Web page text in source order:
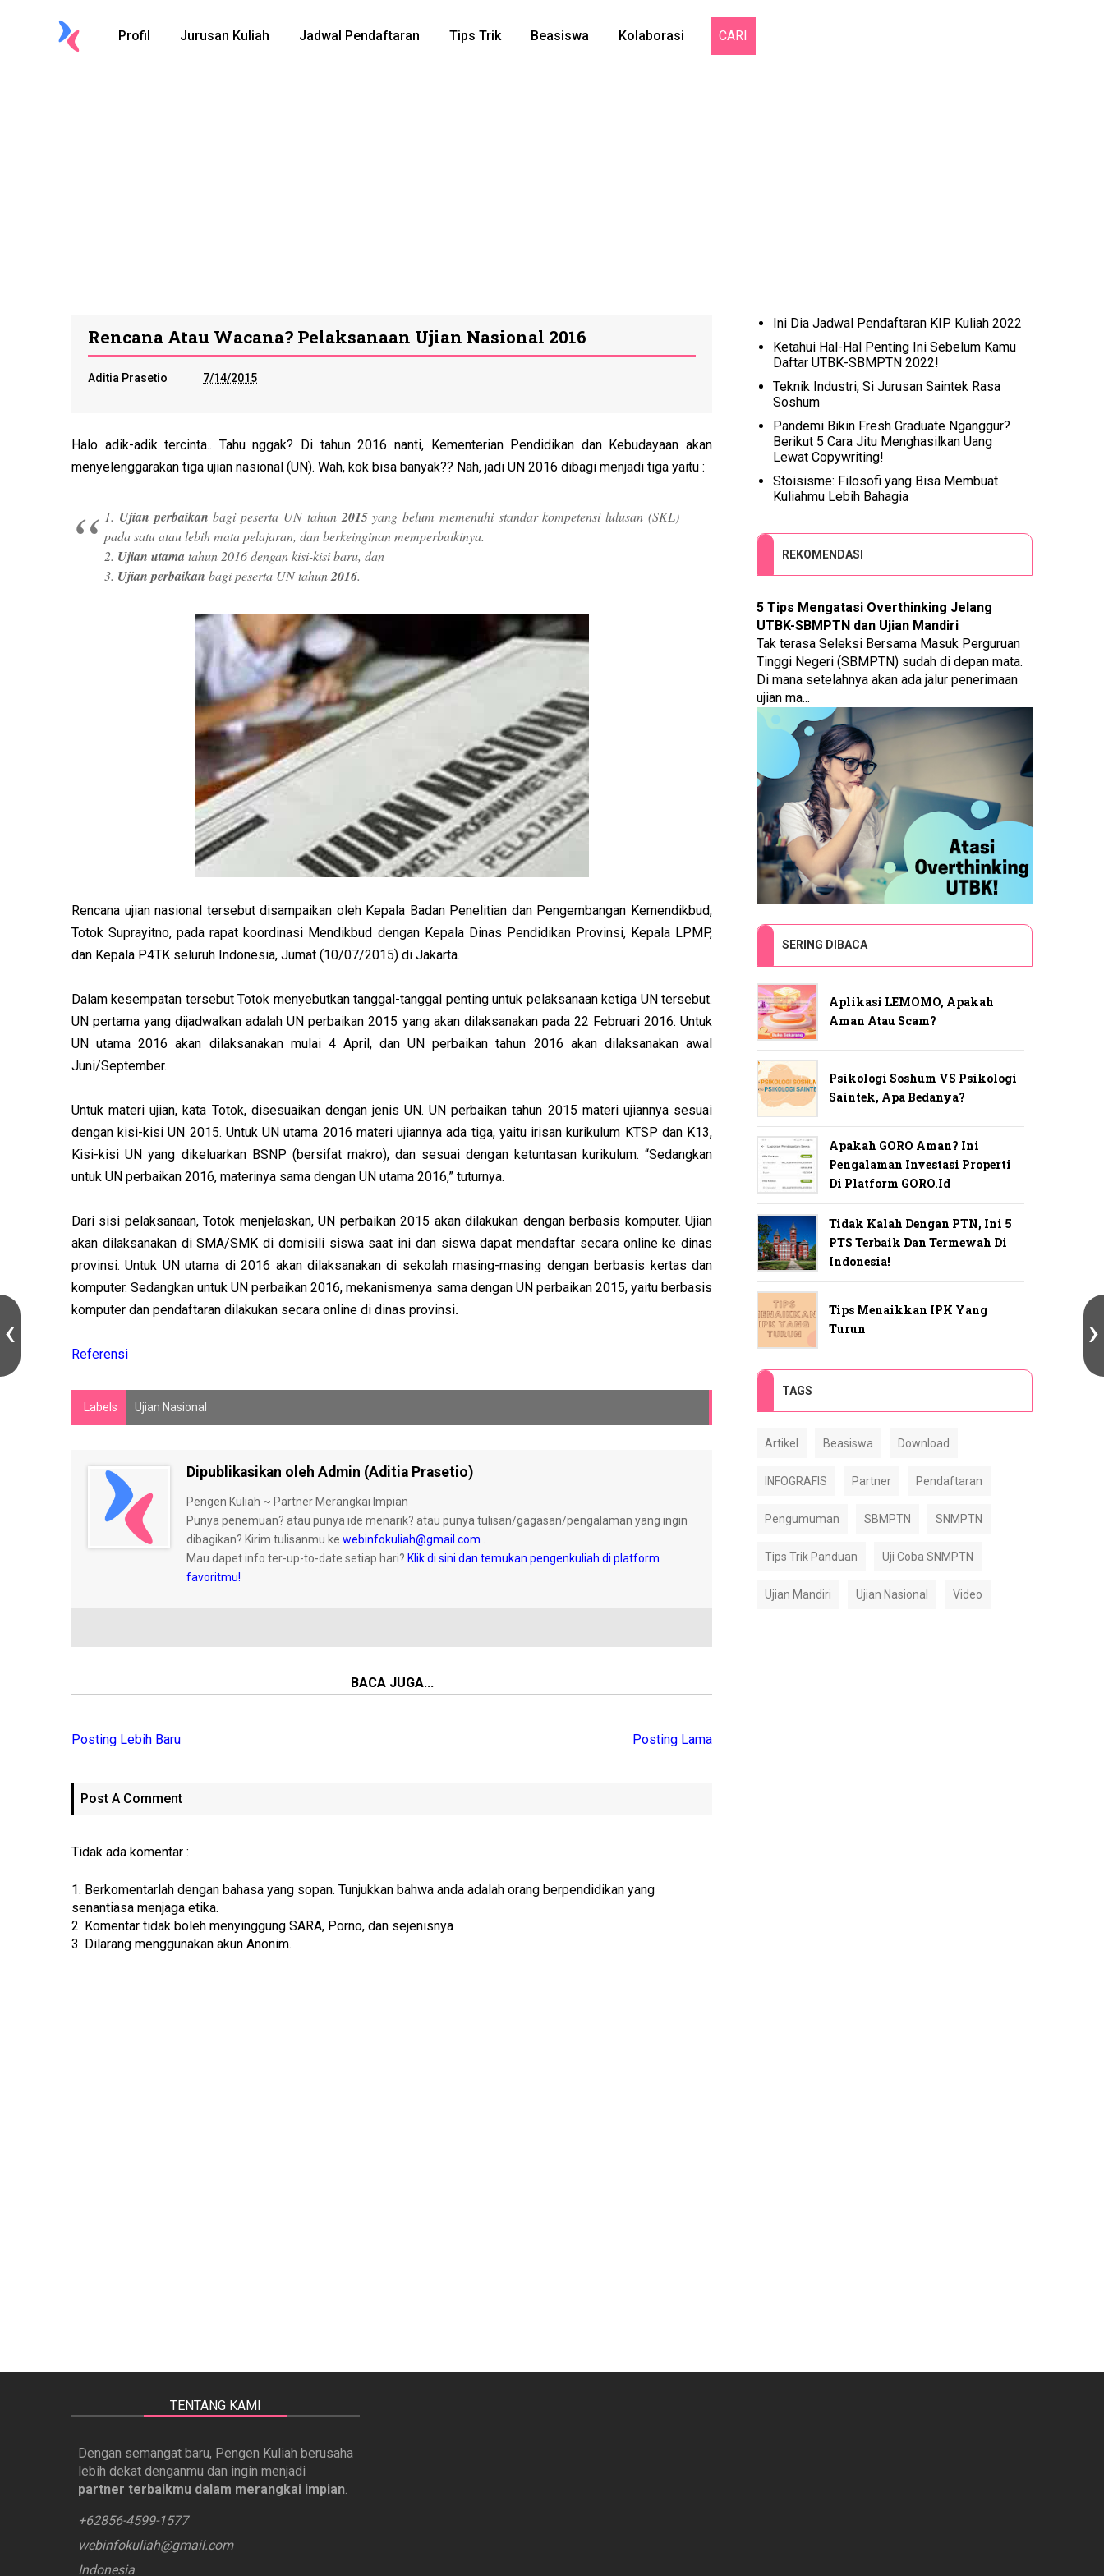
Profil Jurusan Kuliah Jadwal Pendaftaran Tips Trik Beasiswa Kolaborasi CARI
Rencana Atau Wacana? Pelaksanaan Ujian Nasional 2016
Aditia Prasetio 7/14/2015
Halo adik-adik tercinta.. Tahu nggak? Di tahun 2016 nanti, Kementerian Pendidikan dan Kebudayaan akan
menyelenggarakan tiga ujian nasional (UN). Wah, kok bisa banyak?? Nah, jadi UN 2016 dibagi menjadi tiga yaitu :
1. Ujian perbaikan bagi peserta UN tahun 2015yang belum memenuhi standar kompetensi lulusan (SKL)
pada satu atau lebih mata pelajaran, dan berkeinginan memperbaikinya.
2. Ujian utama tahun 2016 dengan kisi-kisi baru, dan
3. Ujian perbaikan bagi peserta UN tahun2016.
Rencana ujian nasional tersebut disampaikan oleh Kepala Badan Penelitian dan Pengembangan Kemendikbud,
Totok Suprayitno, pada rapat koordinasi Mendikbud dengan Kepala Dinas Pendidikan Provinsi, Kepala LPMP,
dan Kepala P4TK seluruh Indonesia, Jumat (10/07/2015) di Jakarta.
Dalam kesempatan tersebut Totok menyebutkan tanggal-tanggal penting untuk pelaksanaan ketiga UN tersebut.
UN pertama yang dijadwalkan adalah UN perbaikan 2015 yang akan dilaksanakan pada 22 Februari 2016. Untuk
UN utama 2016 akan dilaksanakan mulai 4 April, dan UN perbaikan tahun 2016 akan dilaksanakan awal
Juni/September.
Untuk materi ujian, kata Totok, disesuaikan dengan jenis UN. UN perbaikan tahun 2015 materi ujiannya sesuai
dengan kisi-kisi UN 2015. Untuk UN utama 2016 materi ujiannya ada tiga, yaitu irisan kurikulum KTSP dan K13,
Kisi-kisi UN yang dikeluarkan BSNP (bersifat makro), dan sesuai dengan ketuntasan kurikulum. “Sedangkan
untuk UN perbaikan 2016, materinya sama dengan UN utama 2016,” tuturnya.
Dari sisi pelaksanaan, Totok menjelaskan, UN perbaikan 2015 akan dilakukan dengan berbasis komputer. Ujian
akan dilaksanakan di SMA/SMK di domisili siswa saat ini dan siswa dapat mendaftar secara online ke dinas
provinsi. Untuk UN utama di 2016 akan dilaksanakan di sekolah masing-masing dengan berbasis kertas dan
komputer. Sedangkan untuk UN perbaikan 2016, mekanismenya sama dengan UN perbaikan 2015, yaitu berbasis
komputer dan pendaftaran dilakukan secara online di dinas provinsi.
Referensi
Labels Ujian Nasional
Dipublikasikan oleh Admin (Aditia Prasetio)
Pengen Kuliah ~ Partner Merangkai Impian
Punya penemuan? atau punya ide menarik? atau punya tulisan/gagasan/pengalaman yang ingin
dibagikan? Kirim tulisanmu ke webinfokuliah@gmail.com
Mau dapet info ter-up-to-date setiap hari? Klik di sini dan temukan pengenkuliah di platform
favoritmu!
BACA JUGA...
Posting Lebih Baru Posting Lama
Post A Comment
Tidak ada komentar :
1. Berkomentarlah dengan bahasa yang sopan. Tunjukkan bahwa anda adalah orang berpendidikan yang
senantiasa menjaga etika.
2. Komentar tidak boleh menyinggung SARA, Porno, dan sejenisnya
3. Dilarang menggunakan akun Anonim.
Ini Dia Jadwal Pendaftaran KIP Kuliah 2022
Ketahui Hal-Hal Penting Ini Sebelum Kamu
Daftar UTBK-SBMPTN 2022!
Teknik Industri, Si Jurusan Saintek Rasa
Soshum
Pandemi Bikin Fresh Graduate Nganggur?
Berikut 5 Cara Jitu Menghasilkan Uang
Lewat Copywriting!
Stoisisme: Filosofi yang Bisa Membuat
Kuliahmu Lebih Bahagia
REKOMENDASI
5 Tips Mengatasi Overthinking Jelang
UTBK-SBMPTN dan Ujian Mandiri
Tak terasa Seleksi Bersama Masuk Perguruan
Tinggi Negeri (SBMPTN) sudah di depan mata.
Di mana setelahnya akan ada jalur penerimaan
ujian ma...
SERING DIBACA
Aplikasi LEMOMO, Apakah
Aman Atau Scam?
Psikologi Soshum VS Psikologi
Saintek, Apa Bedanya?
Apakah GORO Aman? Ini
Pengalaman Investasi Properti
Di Platform GORO.id
Tidak Kalah Dengan PTN, Ini 5
PTS Terbaik Dan Termewah Di
Indonesia!
Tips Menaikkan IPK Yang
Turun
TAGS
Artikel Beasiswa Download
INFOGRAFIS Partner Pendaftaran
Pengumuman SBMPTN SNMPTN
Tips Trik Panduan Uji Coba SNMPTN
Ujian Mandiri Ujian Nasional Video
TENTANG KAMI
Dengan semangat baru, Pengen Kuliah berusaha
lebih dekat denganmu dan ingin menjadi
partner terbaikmu dalam merangkai impian.
+62856-4599-1577
webinfokuliah@gmail.com
Indonesia